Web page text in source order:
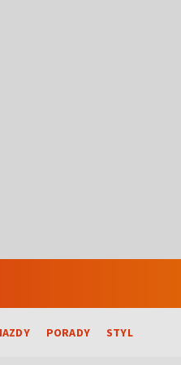
PORADY STYL